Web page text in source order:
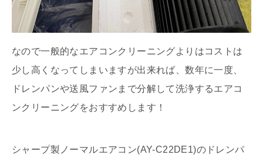
なので一般的なエアコンクリーニングよりはコストは
少し高くなってしまいますが出来れば、数年に一度、
ドレンパンや送風ファンまで分解して洗浄するエアコ
ンクリーニングをおすすめします！
シャープ製ノーマルエアコン(AY-C22DE1)のドレンパ